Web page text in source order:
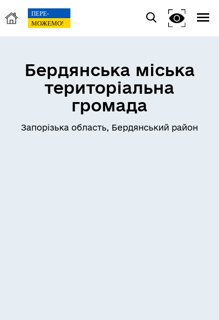
Бердянська міська
територіальна
громада
Запорізька область, Бердянський район